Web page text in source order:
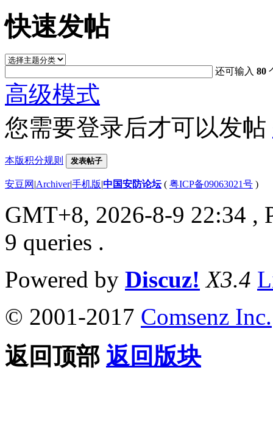
快速发帖
还可输入80
高级模式
您需要登录后才可以发帖
本版积分规则 发表帖子
安豆网 |Archiver|手机版|中国安防论坛( 粤ICP备09063021号 )
GMT+8, 2026-8-9 22:34 ,
9 queries .
Powered by Discuz! X3.4
© 2001-2017 Comsenz Inc.
返回顶部 返回版块